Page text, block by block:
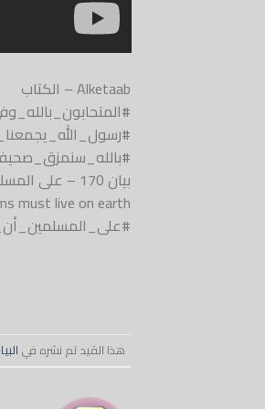
Alketaab – الكتاب
بيان 170 – على المسلمين أن يحيوا في الأرض – Alketaab
must live on earth
هذا القيد تم نشره في